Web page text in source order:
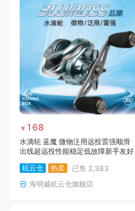
黑坑饵料 马口竿
路亚装备 海钓竿
￥ 168
水滴轮 蓝魔 微物泛用远投雷强顺滑
出线超远投性能稳定低故障新手友好
杭云仓
热卖 已售 2,383
海明威杭云仓旗舰店